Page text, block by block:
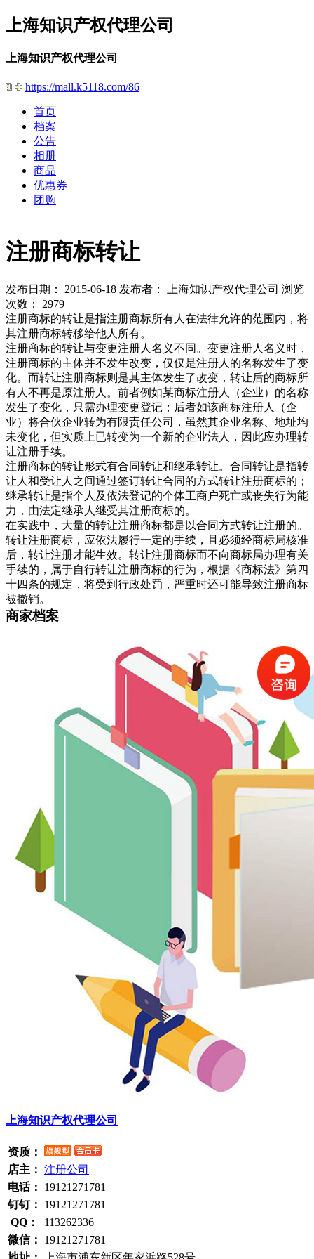
上海知识产权代理公司
上海知识产权代理公司
https://mall.k5118.com/86
首页
档案
公告
相册
商品
优惠券
团购
注册商标转让
发布日期： 2015-06-18 发布者： 上海知识产权代理公司 浏览
次数： 2979
注册商标的转让是指注册商标所有人在法律允许的范围内，将
其注册商标转移给他人所有。
注册商标的转让与变更注册人名义不同。变更注册人名义时，
注册商标的主体并不发生改变，仅仅是注册人的名称发生了变
化。而转让注册商标则是其主体发生了改变，转让后的商标所
有人不再是原注册人。前者例如某商标注册人（企业）的名称
发生了变化，只需办理变更登记；后者如该商标注册人（企
业）将合伙企业转为有限责任公司，虽然其企业名称、地址均
未变化，但实质上已转变为一个新的企业法人，因此应办理转
让注册手续。
注册商标的转让形式有合同转让和继承转让。合同转让是指转
让人和受让人之间通过签订转让合同的方式转让注册商标的；
继承转让是指个人及依法登记的个体工商户死亡或丧失行为能
力，由法定继承人继受其注册商标的。
在实践中，大量的转让注册商标都是以合同方式转让注册的。
转让注册商标，应依法履行一定的手续，且必须经商标局核准
后，转让注册才能生效。转让注册商标而不向商标局办理有关
手续的，属于自行转让注册商标的行为，根据《商标法》第四
十四条的规定，将受到行政处罚，严重时还可能导致注册商标
被撤销。
商家档案
上海知识产权代理公司
资质：
店主： 注册公司
电话：
19121271781
钉钉：
19121271781
QQ：
113262336
微信：
19121271781